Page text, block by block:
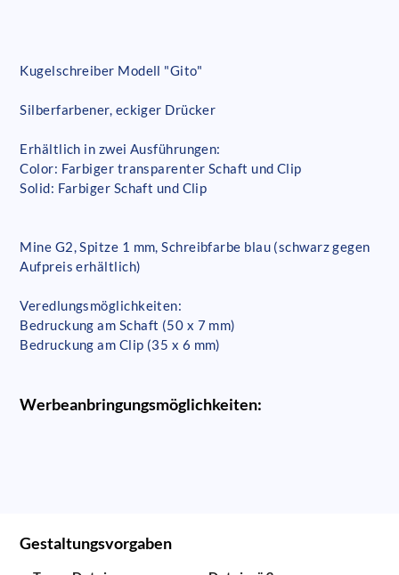
Kugelschreiber Modell "Gito"
Silberfarbener, eckiger Drücker
Erhältlich in zwei Ausführungen:
Color: Farbiger transparenter Schaft und Clip
Solid: Farbiger Schaft und Clip
Mine G2, Spitze 1 mm, Schreibfarbe blau (schwarz gegen
Aufpreis erhältlich)
Veredlungsmöglichkeiten:
Bedruckung am Schaft (50 x 7 mm)
Bedruckung am Clip (35 x 6 mm)
Werbeanbringungsmöglichkeiten:
Gestaltungsvorgaben